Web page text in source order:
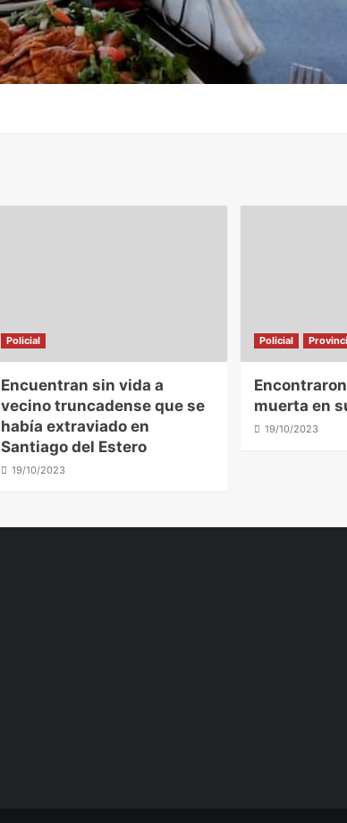
Policial
Encuentran sin vida a
vecino truncadense que se
había extraviado en
Santiago del Estero
19/10/2023
Policial
muerta en
19/10/2023